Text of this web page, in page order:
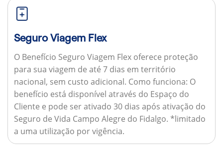
Seguro Viagem Flex
O Benefício Seguro Viagem Flex oferece proteção
para sua viagem de até 7 dias em território
nacional, sem custo adicional. Como funciona: O
benefício está disponível através do Espaço do
Cliente e pode ser ativado 30 dias após ativação do
Seguro de Vida Campo Alegre do Fidalgo. *limitado
a uma utilização por vigência.